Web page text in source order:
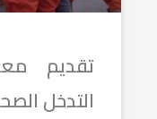
تقديم
التدخل